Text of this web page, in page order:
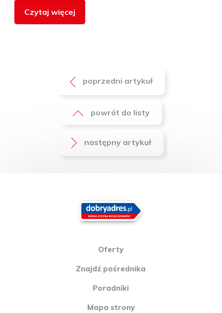
Czytaj więcej
poprzedni artykuł
powrót do listy
następny artykuł
Oferty
Znajdź pośrednika
Poradniki
Mapa strony